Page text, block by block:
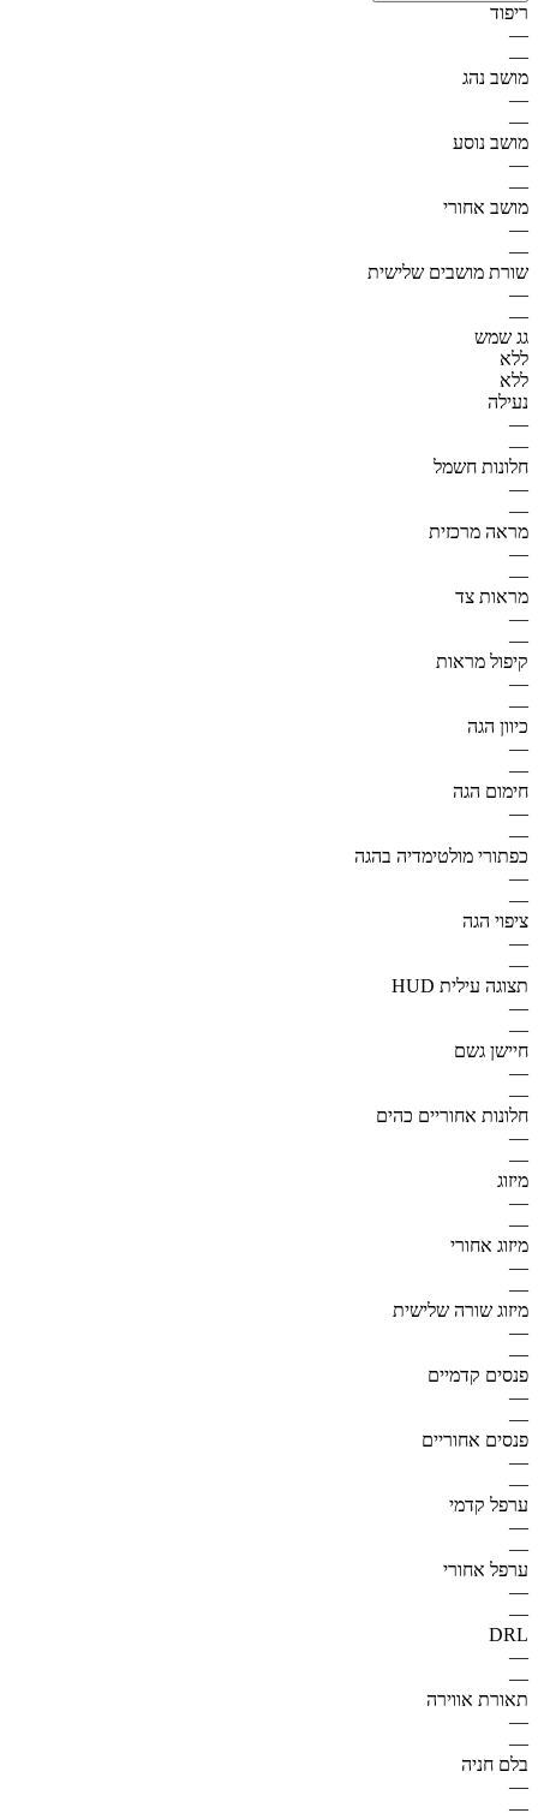
ריפוד
—
—
מושב נהג
—
—
מושב נוסע
—
—
מושב אחורי
—
—
שורת מושבים שלישית
—
—
גג שמש
ללא
ללא
נעילה
—
—
חלונות חשמל
—
—
מראה מרכזית
—
—
מראות צד
—
—
קיפול מראות
—
—
כיוון הגה
—
—
חימום הגה
—
—
כפתורי מולטימדיה בהגה
—
—
ציפוי הגה
—
—
תצוגה עילית HUD
—
—
חיישן גשם
—
—
חלונות אחוריים כהים
—
—
מיזוג
—
—
מיזוג אחורי
—
—
מיזוג שורה שלישית
—
—
פנסים קדמיים
—
—
פנסים אחוריים
—
—
ערפל קדמי
—
—
ערפל אחורי
—
—
DRL
—
—
תאורת אווירה
—
—
בלם חניה
—
—